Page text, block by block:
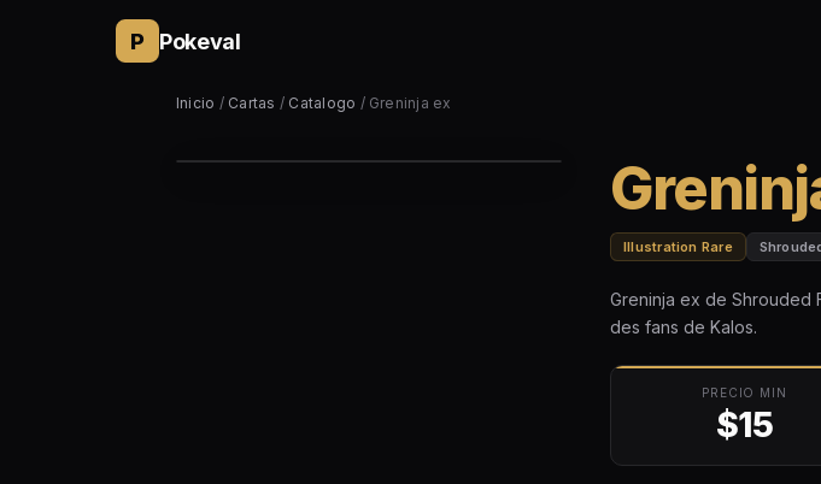
P Pokeval
Inicio / Cartas / Catalogo / Greninja ex
Illustration Rare
Greninja ex de Shrouded
des fans de Kalos.
PRECIO MIN
$15